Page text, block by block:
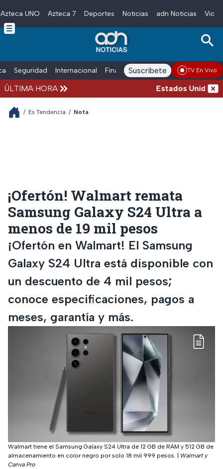
Skip to main content
Azteca UNO Azteca 7 Deportes Noticias adn Noticias
Seguridad Internacional Finanzas adn Noticias Radio
Suscríbete TV En Vivo
ÚLTIMA HORA Estados Unidos
/ Es Tendencia / Nota
¡Ofertón! Walmart remata
Samsung Galaxy S24 Ultra a
menos de 19 mil pesos
¡Ofertón en Walmart! El Samsung
Galaxy S24 Ultra está disponible con
un descuento de 4 mil pesos;
conoce especificaciones, pagos a
meses, garantía y más.
Walmart tiene el Samsung Galaxy S24 Ultra de 12 GB de RAM y 512 GB de
almacenamiento en color negro por solo 18 mil 999 pesos.
Walmart y
Canva Pro